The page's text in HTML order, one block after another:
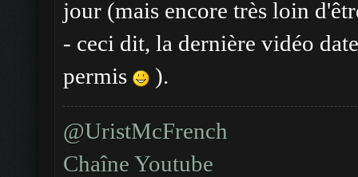
jour (mais encore très loin
- ceci dit, la dernière vidéo
permis
).
@UristMcFrench
Chaîne Youtube